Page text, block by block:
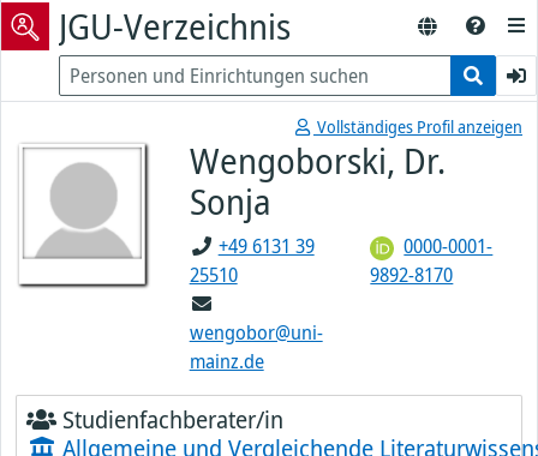
JGU-Verzeichnis
Vollständiges Profil anzeigen
Wengoborski, Dr.
Sonja
+49 6131 39
25510
wengobor@uni-
mainz.de
0000-0001-
9892-8170
Studienfachberater/in
Allgemeine und Vergleichende